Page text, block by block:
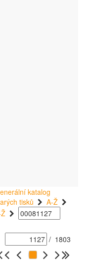
katalog
tisků
A-Ž
/ 1803